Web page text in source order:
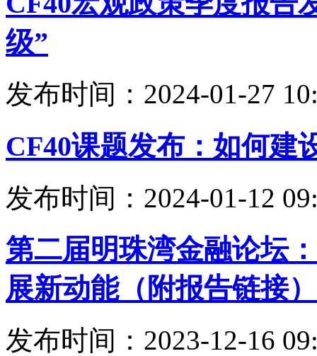
级”
发布时间：2024-01-27
CF40课题发布：如何建
发布时间：2024-01-12
第二届明珠湾金融论坛
展新动能（附报告链接）
发布时间：2023-12-16